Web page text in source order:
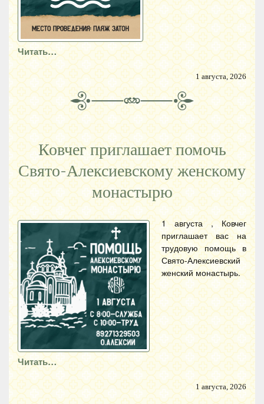
Читать…
1 августа, 2026
Ковчег приглашает помочь
Свято-Алексиевскому женскому
монастырю
1 августа , Ковчег
приглашает вас на
трудовую помощь в
Свято-Алексиевский
женский монастырь.
Читать…
1 августа, 2026